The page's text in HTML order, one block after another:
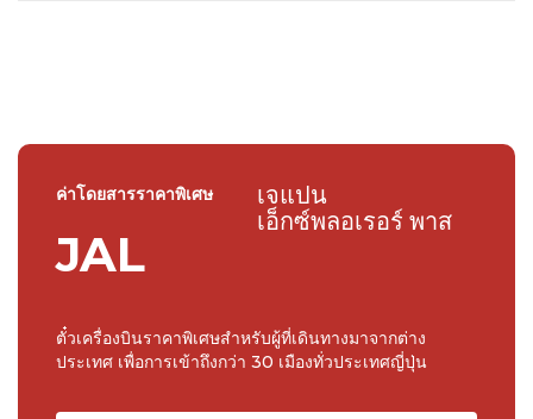
ค่าโดยสารราคาพิเศษ
JAL
เจแปน
เอ็กซ์พลอเรอร์ พาส
ตั๋วเครื่องบินราคาพิเศษสำหรับผู้ที่เดินทางมาจากต่าง
ประเทศ เพื่อการเข้าถึงกว่า 30 เมืองทั่วประเทศญี่ปุ่น